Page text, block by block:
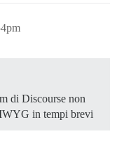
di Discourse non
in tempi brevi